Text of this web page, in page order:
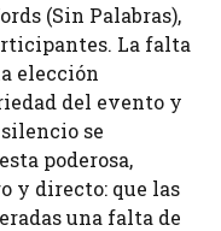
(Sin Palabras),
La falta
elección
del evento y
se
poderosa,
y directo: que las
una falta de